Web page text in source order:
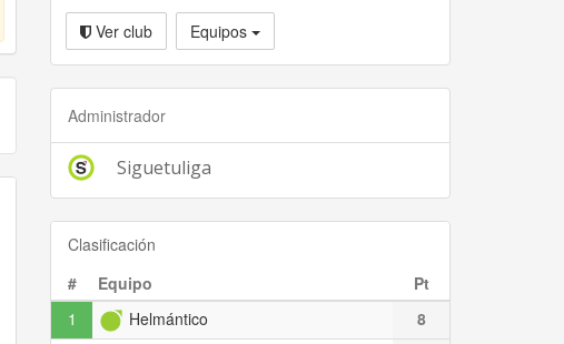
Ver club Equipos
Administrador
Siguetuliga
Clasificación
#
Equipo
Pt
1
Helmántico
8